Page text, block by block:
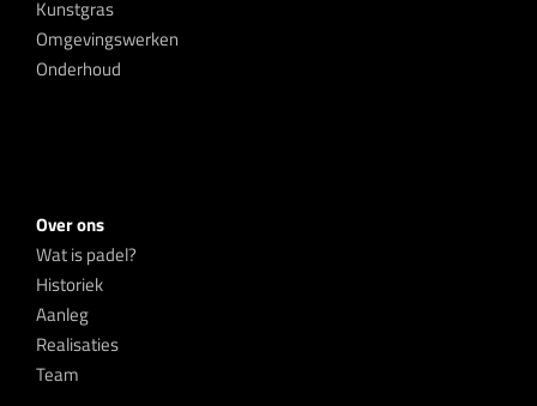
Kunstgras
Omgevingswerken
Onderhoud
Over ons
Wat is padel?
Historiek
Aanleg
Realisaties
Team